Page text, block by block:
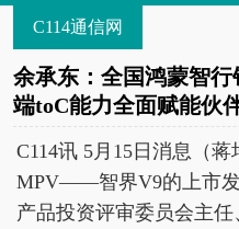
C114通信网
余承东：全国鸿蒙智行
端toC能力全面赋能伙
C114讯 5月15日消息（
MPV——智界V9的上市发
产品投资评审委员会主